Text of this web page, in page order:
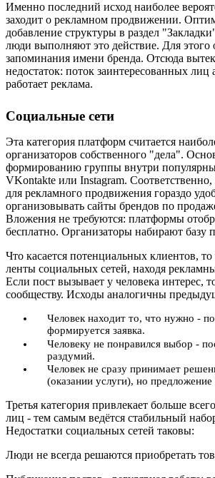
Именно последний исход наиболее
заходит о рекламном продвижении.
добавление структуры в раздел
люди выполняют это действие. Для этого
запоминания имени бренда. Отсюда
недостаток: поток заинтересованных лиц
работает реклама.
Социальные сети
Эта категория платформ считается
организаторов собственного "дела".
формированию группы внутри
VKontakte или Instagram. Соответственно,
для рекламного продвижения гораздо
организовывать сайты брендов по
Вложения не требуются: платформы
бесплатно. Организаторы набирают базу
Что касается потенциальных клиентов,
ленты социальных сетей, находя
Если пост вызывает у человека интерес,
сообществу. Исходы аналогичны
Человек находит то, что нужно -
формируется заявка.
Человеку не понравился выбор -
раздумий.
Человек не сразу принимает
(оказании услуги), но предложение
Третья категория привлекает больше
лиц - тем самым ведётся стабильный
Недостатки социальных сетей таковы:
Люди не всегда решаются приобретать